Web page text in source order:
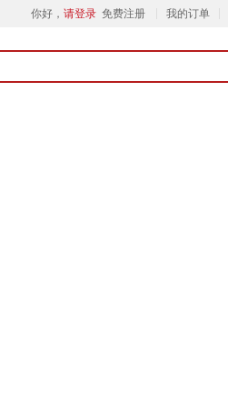
你好， 请登录 免费注册 我的订单